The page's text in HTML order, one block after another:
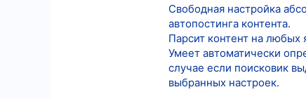
Свободная настройка
автопостинга контента.
Парсит контент на любых
Умеет автоматически
случае если поисковик
выбранных настроек.